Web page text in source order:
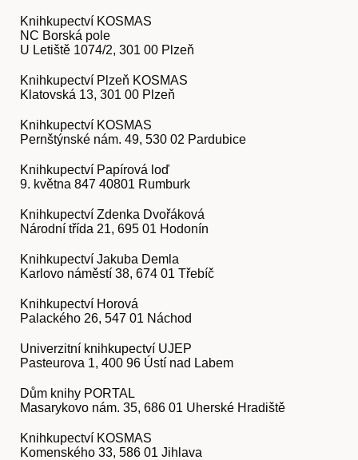
Předplatné
Knihkupectví KOSMAS
NC Borská pole
U Letiště 1074/2, 301 00 Plzeň
Knihkupectví Plzeň KOSMAS
Klatovská 13, 301 00 Plzeň
Knihkupectví KOSMAS
Pernštýnské nám. 49, 530 02 Pardubice
Knihkupectví Papírová loď
9. května 847 40801 Rumburk
Knihkupectví Zdenka Dvořáková
Národní třída 21, 695 01 Hodonín
Knihkupectví Jakuba Demla
Karlovo náměstí 38, 674 01 Třebíč
Knihkupectví Horová
Palackého 26, 547 01 Náchod
Univerzitní knihkupectví UJEP
Pasteurova 1, 400 96 Ústí nad Labem
Dům knihy PORTAL
Masarykovo nám. 35, 686 01 Uherské Hradiště
Knihkupectví KOSMAS
Komenského 33, 586 01 Jihlava